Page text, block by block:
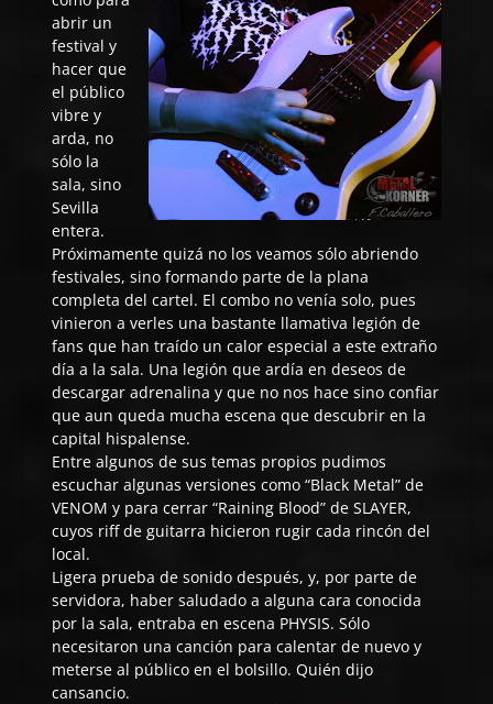
abrir un
festival y
hacer que
el público
vibre y
arda, no
sólo la
sala, sino
Sevilla
entera.
Próximamente quizá no los veamos sólo abriendo
festivales, sino formando parte de la plana
completa del cartel. El combo no venía solo, pues
vinieron a verles una bastante llamativa legión de
fans que han traído un calor especial a este extraño
día a la sala. Una legión que ardía en deseos de
descargar adrenalina y que no nos hace sino confiar
que aun queda mucha escena que descubrir en la
capital hispalense.
Entre algunos de sus temas propios pudimos
escuchar algunas versiones como “Black Metal” de
VENOM y para cerrar “Raining Blood” de SLAYER,
cuyos riff de guitarra hicieron rugir cada rincón del
local.
Ligera prueba de sonido después, y, por parte de
servidora, haber saludado a alguna cara conocida
por la sala, entraba en escena PHYSIS. Sólo
necesitaron una canción para calentar de nuevo y
meterse al público en el bolsillo. Quién dijo
cansancio.